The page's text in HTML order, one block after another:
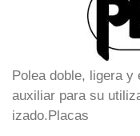
Polea doble, ligera y
auxiliar para su
izado.Placas